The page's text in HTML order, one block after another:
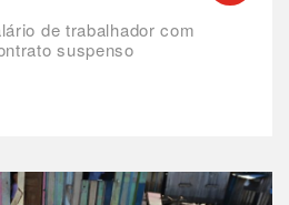
de trabalhador com
suspenso